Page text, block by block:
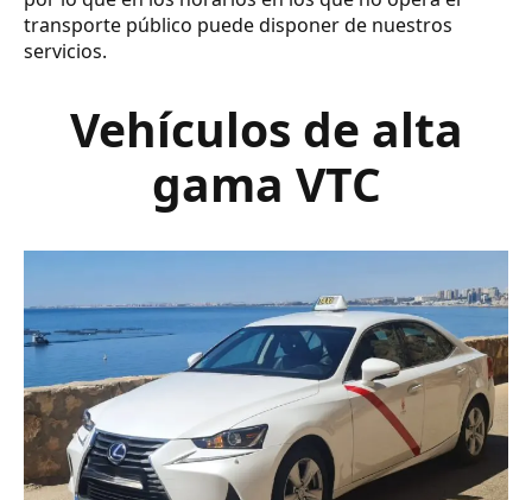
transporte público puede disponer de nuestros
servicios.
Vehículos de alta
gama VTC